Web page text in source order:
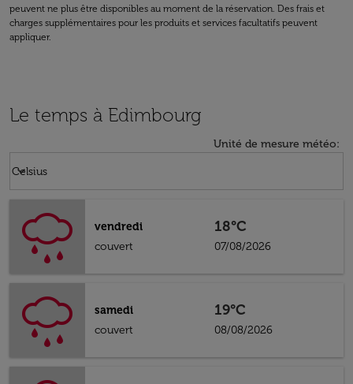
peuvent ne plus être disponibles au moment de la réservation. Des frais et
charges supplémentaires pour les produits et services facultatifs peuvent
appliquer.
Le temps à Edimbourg
Unité de mesure météo:
Celsius
keyboard_arrow_down
vendredi
couvert
18°C
07/08/2026
samedi
couvert
19°C
08/08/2026